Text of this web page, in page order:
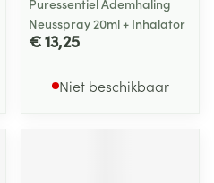
Puressentiel Ademhaling
Neusspray 20ml + Inhalator
€ 13,25
Niet beschikbaar